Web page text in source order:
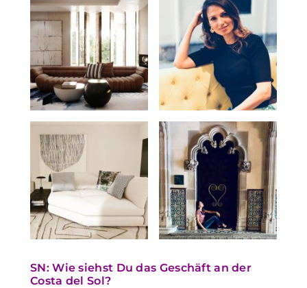
SN: Wie siehst Du das Geschäft an der
Costa del Sol?